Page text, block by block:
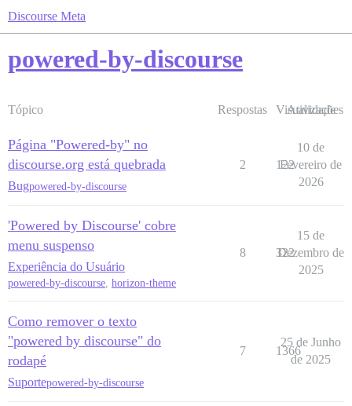
Discourse Meta
powered-by-discourse
Tópico Respostas Visualizações
Atividade
Página "Powered-by" no
discourse.org está quebrada
Bugpowered-by-discourse
2 122
10 de
Fevereiro de
2026
'Powered by Discourse' cobre
menu suspenso
Experiência do Usuário
powered-by-discourse, horizon-theme
8 322
15 de
Dezembro de
2025
Como remover o texto
"powered by discourse" do
rodapé
Suportepowered-by-discourse
7 1366
25 de Junho
de 2025